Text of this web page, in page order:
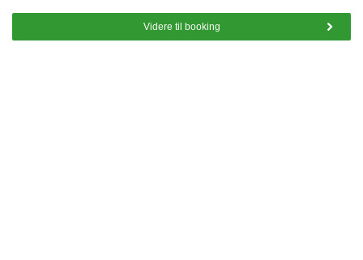
Videre til booking